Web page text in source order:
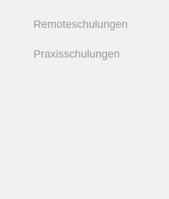
Remote­schulungen
Praxis­schulungen